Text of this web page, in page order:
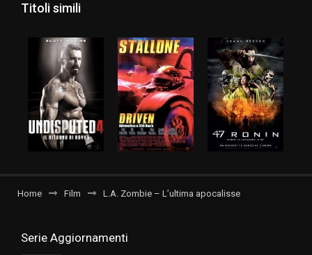
Titoli simili
Home Film L.A. Zombie – L’ultima apocalisse
Serie Aggiornamenti